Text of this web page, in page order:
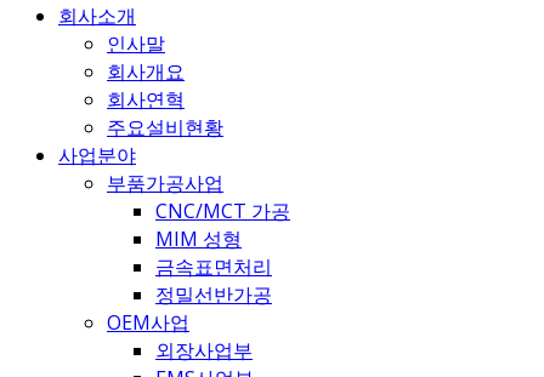
회사소개
인사말
회사개요
회사연혁
주요설비현황
사업분야
부품가공사업
CNC/MCT 가공
MIM 성형
금속표면처리
정밀선반가공
OEM사업
외장사업부